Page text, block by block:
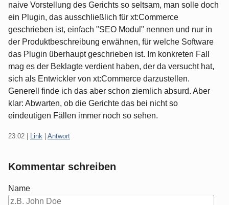
naive Vorstellung des Gerichts so seltsam, man solle doch
ein Plugin, das ausschließlich für xt:Commerce
geschrieben ist, einfach "SEO Modul" nennen und nur in
der Produktbeschreibung erwähnen, für welche Software
das Plugin überhaupt geschrieben ist. Im konkreten Fall
mag es der Beklagte verdient haben, der da versucht hat,
sich als Entwickler von xt:Commerce darzustellen.
Generell finde ich das aber schon ziemlich absurd. Aber
klar: Abwarten, ob die Gerichte das bei nicht so
eindeutigen Fällen immer noch so sehen.
23:02 Link Antwort
Kommentar schreiben
Name